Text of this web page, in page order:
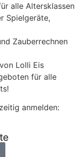
alle Altersklassen
Spielgeräte,
Zauberrechnen
Lolli Eis
für alle
anmelden: